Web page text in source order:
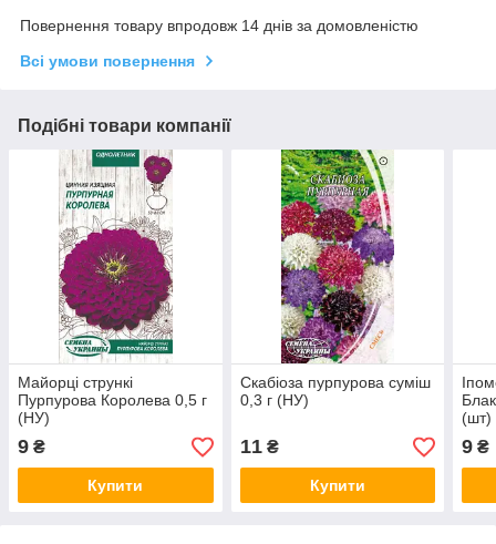
Повернення товару впродовж 14 днів за домовленістю
Всі умови повернення
Подібні товари компанії
Майорці стрункі
Пурпурова Королева 0,5 г
(НУ)
9 ₴
Купити
Скабіоза пурпурова суміш
0,3 г (НУ)
11₴
Купити
(шт)
9 ₴